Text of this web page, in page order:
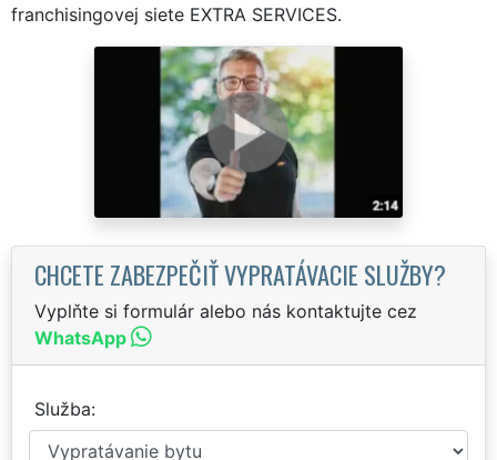
franchisingovej siete EXTRA SERVICES.
CHCETE ZABEZPEČIŤ VYPRATÁVACIE SLUŽBY?
Vyplňte si formulár alebo nás kontaktujte cez
WhatsApp
Služba